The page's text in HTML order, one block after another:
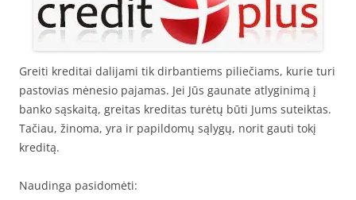
Greiti kreditai dalijami tik dirbantiems piliečiams, kurie turi
pastovias mėnesio pajamas. Jei Jūs gaunate atlyginimą į
banko sąskaitą, greitas kreditas turėtų būti Jums suteiktas.
Tačiau, žinoma, yra ir papildomų sąlygų, norit gauti tokį
kreditą.
Naudinga pasidomėti: